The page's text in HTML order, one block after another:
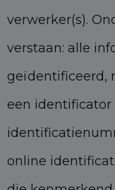
verwerker(s).
verstaan: alle
geïdentificeerd,
een identificator
online